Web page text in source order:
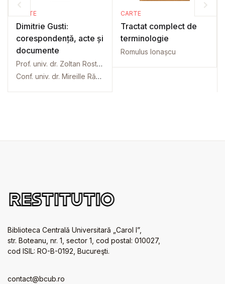
CARTE
Dimitrie Gusti:
corespondență, acte și
documente
Prof. univ. dr. Zoltan Rostas
Conf. univ. dr. Mireille Rădoi
CARTE
Tractat complect de
terminologie
Romulus Ionașcu
Biblioteca Centrală Universitară „Carol I”,
str. Boteanu, nr. 1, sector 1, cod postal: 010027,
cod ISIL: RO-B-0192, Bucureşti.
contact@bcub.ro